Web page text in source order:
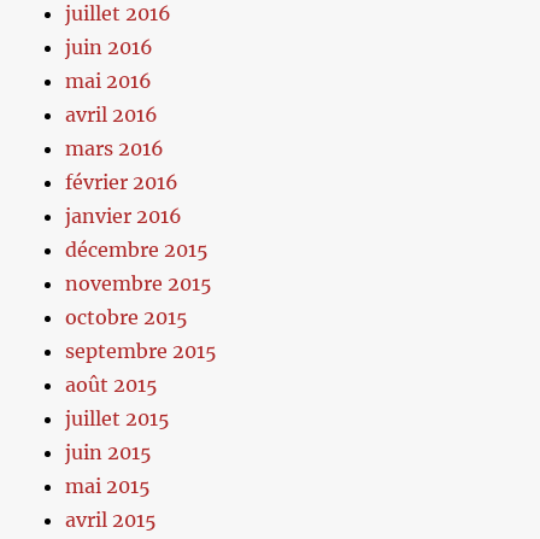
juillet 2016
juin 2016
mai 2016
avril 2016
mars 2016
février 2016
janvier 2016
décembre 2015
novembre 2015
octobre 2015
septembre 2015
août 2015
juillet 2015
juin 2015
mai 2015
avril 2015